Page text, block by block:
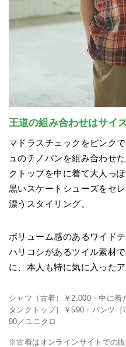
王道の組み合わせはサイ
マドラスチェックをピンク
ュのチノパンを組み合わせ
クトップを中に着て大人っ
黒いスケートシューズをセ
漂うスタイリング。
ボリューム感のあるワイド
ハリコシがあるツイル素材
に、本人も特に気に入ったア
シャツ（古着）￥2,000・中に
タンクトップ］￥590・パンツ
90／ユニクロ
※古着はオンラインサイトでの